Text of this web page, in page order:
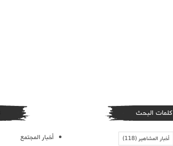
كلمات البحث
أخبار المشاهير(118)
أخبار المجتمع